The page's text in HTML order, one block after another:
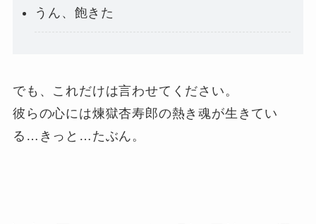
うん、飽きた
でも、これだけは言わせてください。
彼らの心には煉獄杏寿郎の熱き魂が生きてい
る…きっと…たぶん。